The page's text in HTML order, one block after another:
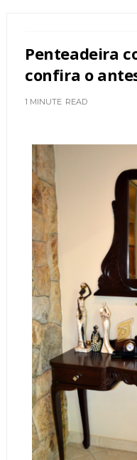
Penteadeira
confira o
1 MINUTE READ